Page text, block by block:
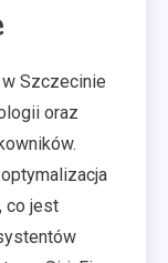
Szczecinie
oraz
co jest